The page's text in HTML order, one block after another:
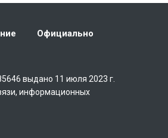
Официально
выдано 11 июля 2023 г.
информационных